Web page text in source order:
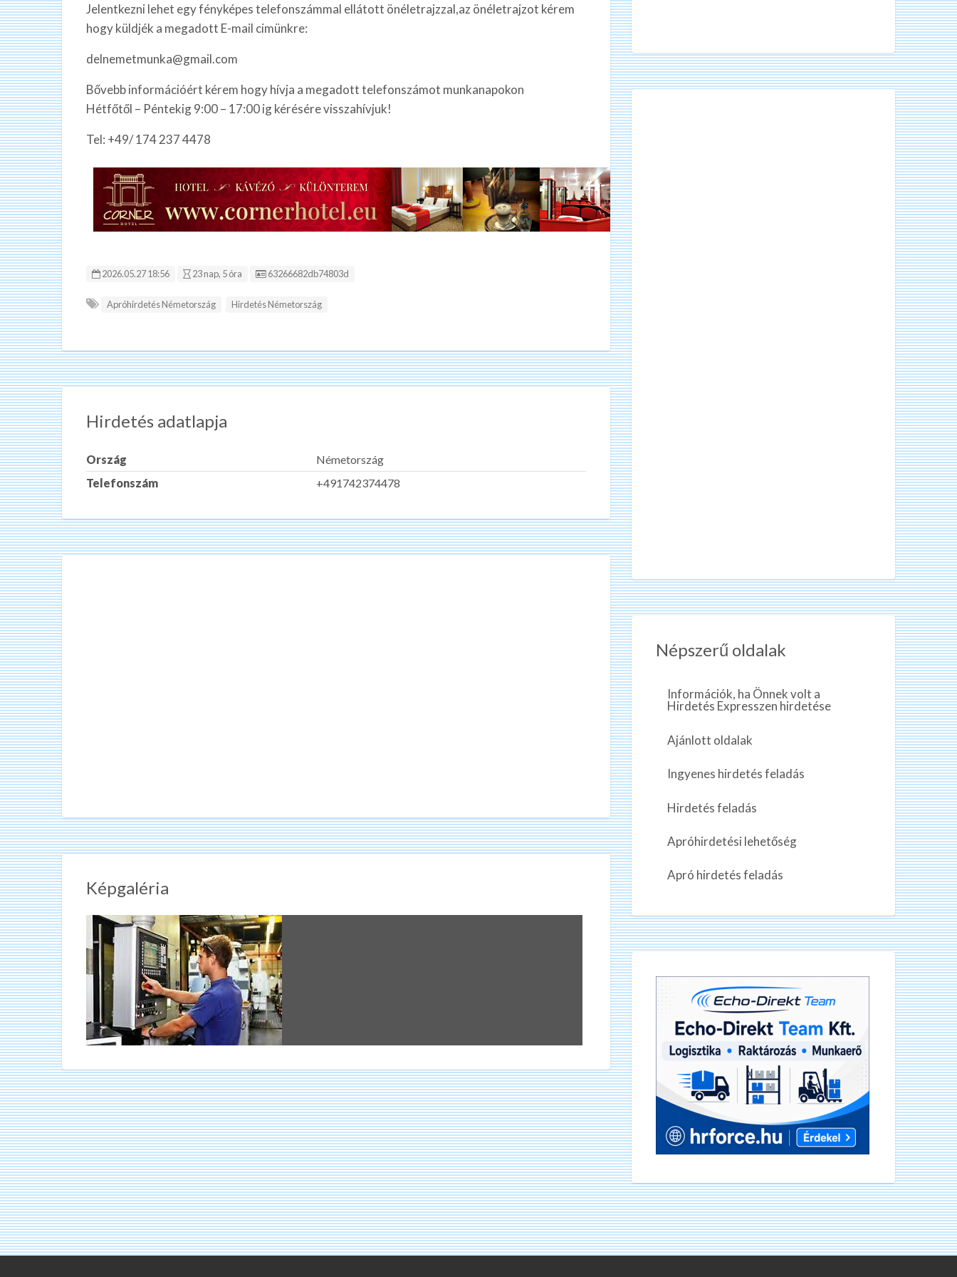
Jelentkezni lehet egy fényképes telefonszámmal ellátott önéletrajzzal,az önéletrajzot kérem
hogy küldjék a megadott E-mail cimünkre:
delnemetmunka@gmail.com
Bővebb információért kérem hogy hívja a megadott telefonszámot munkanapokon
Hétfőtől – Péntekig 9:00 – 17:00 ig kérésére visszahívjuk!
Tel: +49/ 174 237 4478
2026.05.27 18:56 23 nap, 5 óra Hirdetés ID:
63266682db74803d
Apróhirdetés Németország Hirdetés Németország
Hirdetés adatlapja
Ország
Németország
Telefonszám
+491742374478
Képgaléria
Népszerű oldalak
Információk, ha Önnek volt a
Hirdetés Expresszen hirdetése
Ajánlott oldalak
Ingyenes hirdetés feladás
Hirdetés feladás
Apróhirdetési lehetőség
Apró hirdetés feladás